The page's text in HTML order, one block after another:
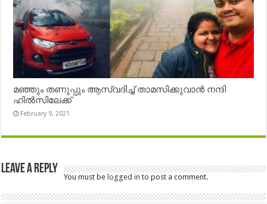
മഞ്ഞും തണുപ്പും ആസ്വദിച്ച് താമസിക്കുവാൻ നന്ദി
ഹിൽസിലേക്ക്
February 9, 2021
Leave a Reply
You must be logged in to post a comment.